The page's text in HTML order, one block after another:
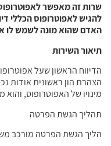
שרות זה מאפשר
להגיש לאפוטרופוס הכללי
האדם שהוא מונה לשמש לו
תיאור השירות
הדיווח הראשון שעל
הצהרת הון ראשונית אודות
מינויו של האפוטרופוס, והוא
תהליך הגשת הפרטה
הליך הגשת הפרטה מורכב